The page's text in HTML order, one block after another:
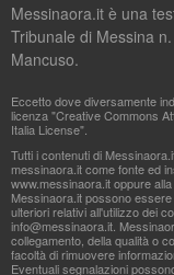
Messinaora.it è una
Tribunale di Messina
Mancuso.
Eccetto dove diversamente
licenza "Creative Commons
Italia License".
Tutti i contenuti di
messinaora.it come fonte ed
www.messinaora.it oppure
Messinaora.it possono
ulteriori relativi all'utilizzo dei
info@messinaora.it .
collegamento, della qualità o
facoltà di rimuovere
Eventuali segnalazioni